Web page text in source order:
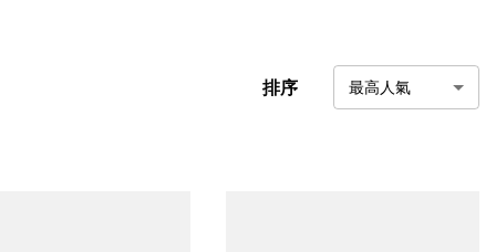
排序 最高人氣